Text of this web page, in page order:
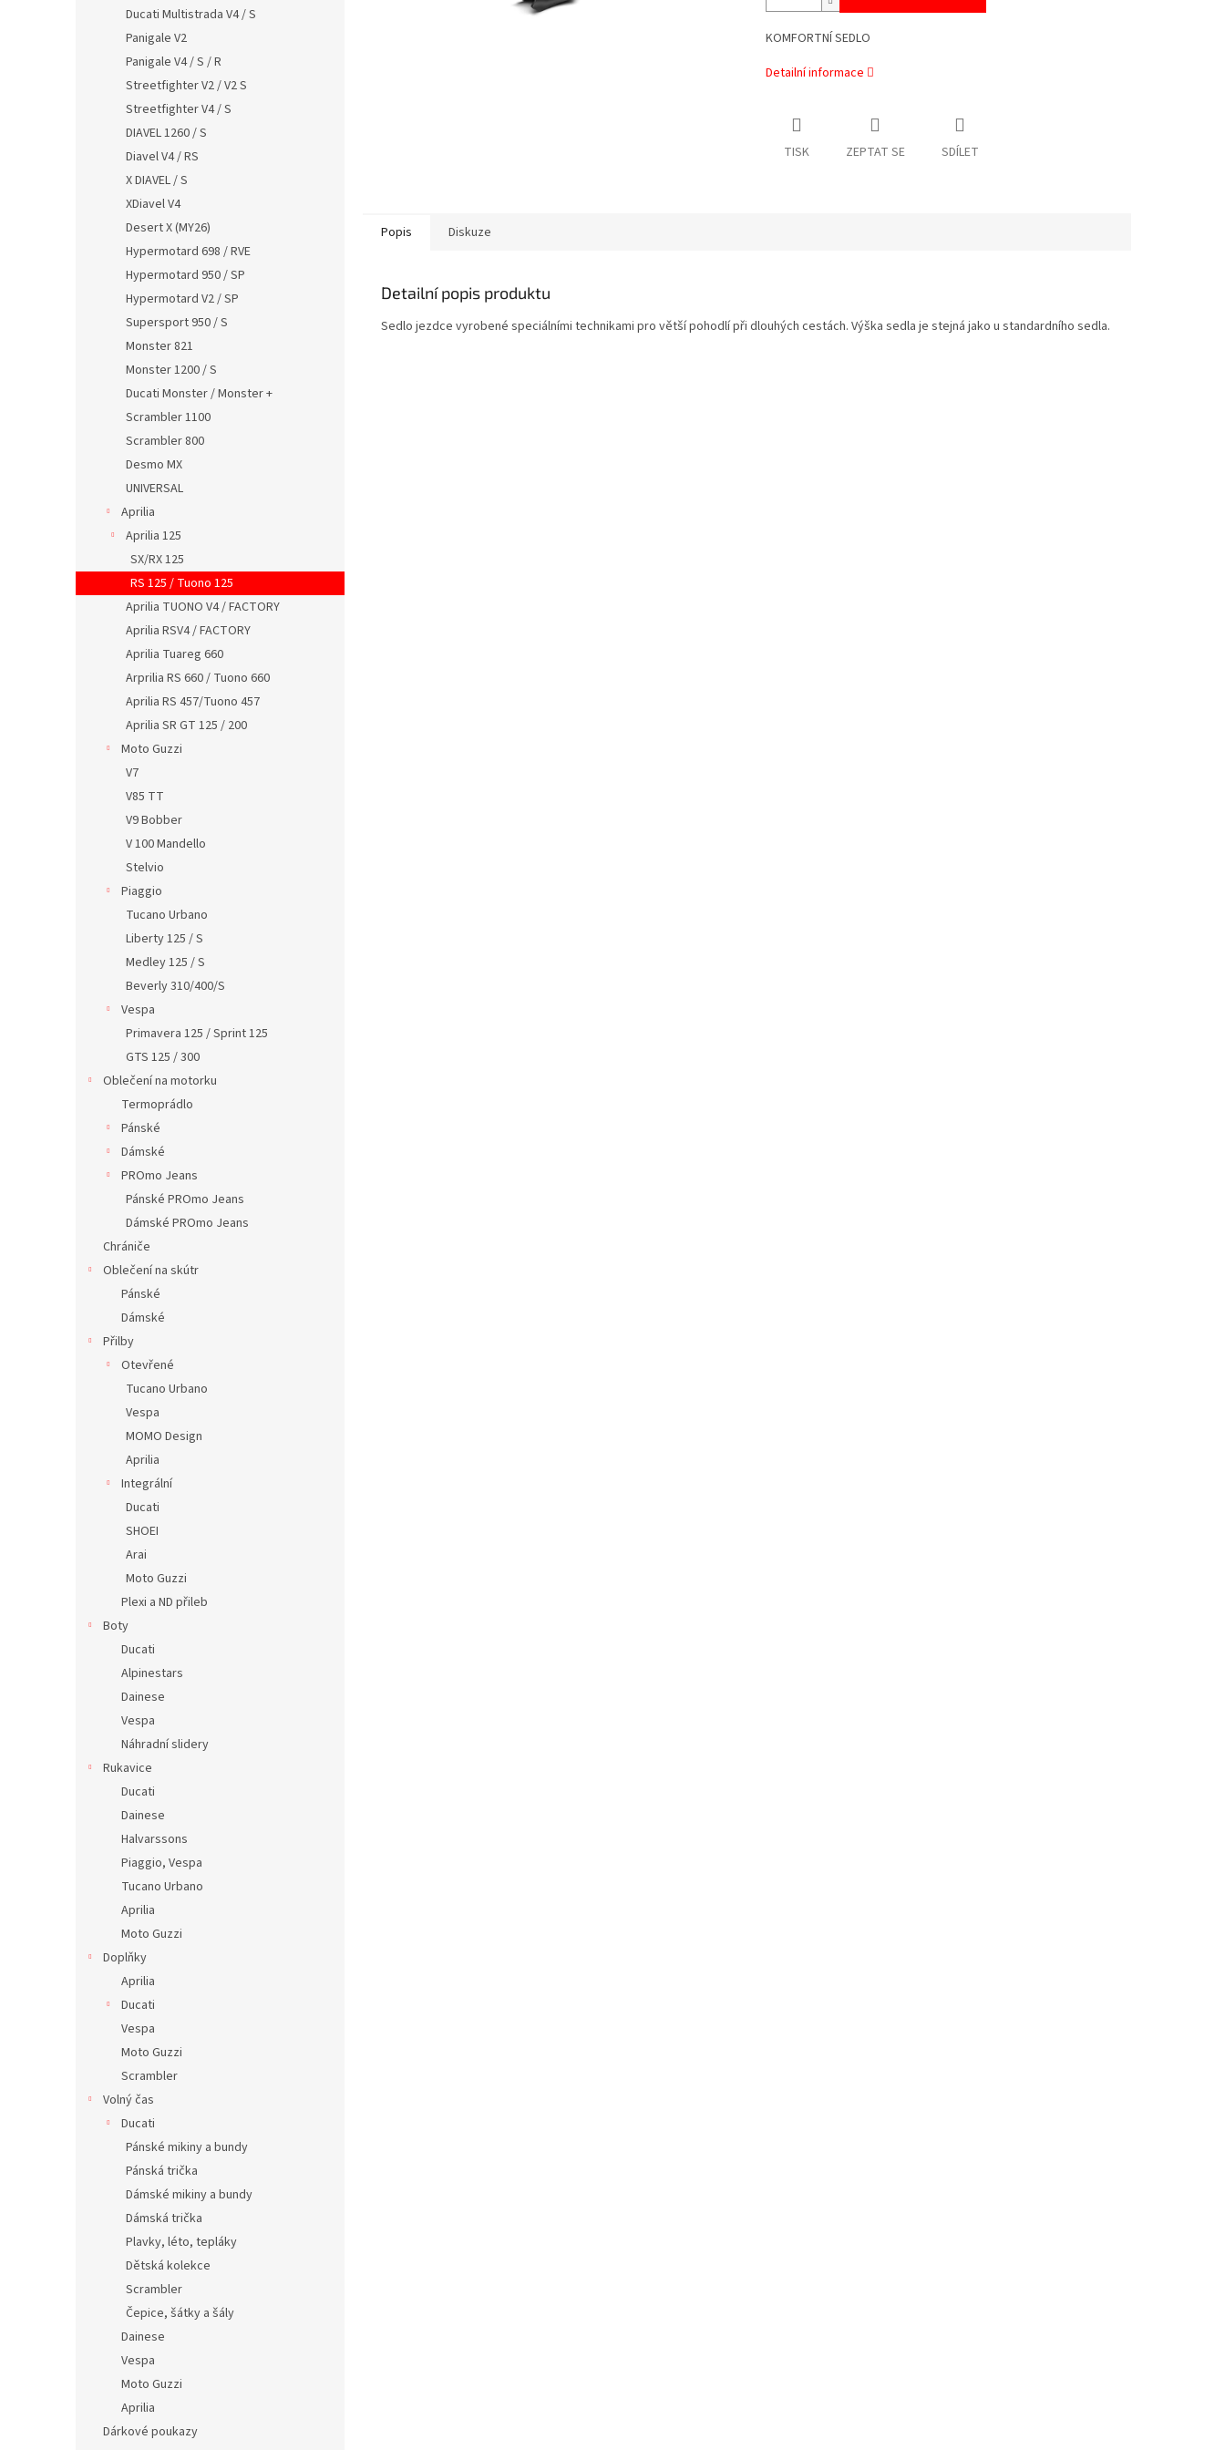
Ducati Multistrada V4 / S
Panigale V2
Panigale V4 / S / R
Streetfighter V2 / V2 S
Streetfighter V4 / S
DIAVEL 1260 / S
Diavel V4 / RS
X DIAVEL / S
XDiavel V4
Desert X (MY26)
Hypermotard 698 / RVE
Hypermotard 950 / SP
Hypermotard V2 / SP
Supersport 950 / S
Monster 821
Monster 1200 / S
Ducati Monster / Monster +
Scrambler 1100
Scrambler 800
Desmo MX
UNIVERSAL
Aprilia
Aprilia 125
SX/RX 125
RS 125 / Tuono 125
Aprilia TUONO V4 / FACTORY
Aprilia RSV4 / FACTORY
Aprilia Tuareg 660
Arprilia RS 660 / Tuono 660
Aprilia RS 457/Tuono 457
Aprilia SR GT 125 / 200
Moto Guzzi
V7
V85 TT
V9 Bobber
V 100 Mandello
Stelvio
Piaggio
Tucano Urbano
Liberty 125 / S
Medley 125 / S
Beverly 310/400/S
Vespa
Primavera 125 / Sprint 125
GTS 125 / 300
Oblečení na motorku
Termoprádlo
Pánské
Dámské
PROmo Jeans
Pánské PROmo Jeans
Dámské PROmo Jeans
Chrániče
Oblečení na skútr
Pánské
Dámské
Přilby
Otevřené
Tucano Urbano
Vespa
MOMO Design
Aprilia
Integrální
Ducati
SHOEI
Arai
Moto Guzzi
Plexi a ND přileb
Boty
Ducati
Alpinestars
Dainese
Vespa
Náhradní slidery
Rukavice
Ducati
Dainese
Halvarssons
Piaggio, Vespa
Tucano Urbano
Aprilia
Moto Guzzi
Doplňky
Aprilia
Ducati
Vespa
Moto Guzzi
Scrambler
Volný čas
Ducati
Pánské mikiny a bundy
Pánská trička
Dámské mikiny a bundy
Dámská trička
Plavky, léto, tepláky
Dětská kolekce
Scrambler
Čepice, šátky a šály
Dainese
Vespa
Moto Guzzi
Aprilia
Dárkové poukazy
KOMFORTNÍ SEDLO
Detailní informace
TISK ZEPTAT SE SDÍLET
Popis Diskuze
Detailní popis produktu
Sedlo jezdce vyrobené speciálními technikami pro větší pohodlí při dlouhých cestách. Výška sedla je stejná jako u standardního sedla.